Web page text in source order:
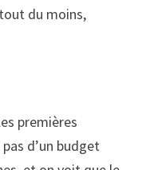
du moins,
premières
d’un budget